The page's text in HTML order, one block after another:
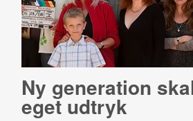
Ny generation
eget udtryk